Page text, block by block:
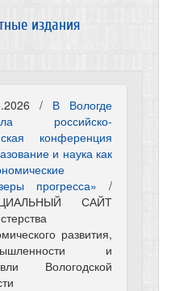
издания
/ В Вологде
российско-
конференция
и наука как
прогресса» /
САЙТ
развития,
и
Вологодской